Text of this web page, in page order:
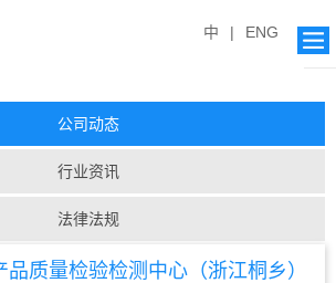
ENG
|
中
公司动态
行业资讯
法律法规
品质量检验检测中心（浙江桐乡）